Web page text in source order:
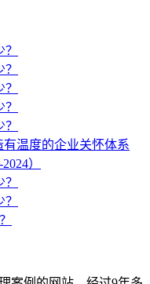
有温度的企业关怀体系
）